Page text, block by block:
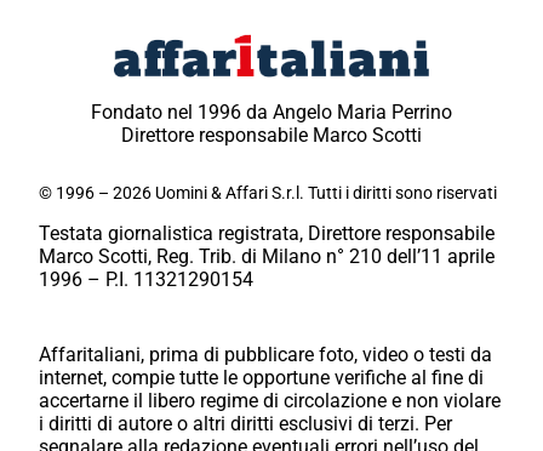
Fondato nel 1996 da Angelo Maria Perrino
Direttore responsabile Marco Scotti
© 1996 – 2026 Uomini & Affari S.r.l. Tutti i diritti sono riservati
Testata giornalistica registrata, Direttore responsabile
Marco Scotti, Reg. Trib. di Milano n° 210 dell’11 aprile
1996 – P.I. 11321290154
Affaritaliani, prima di pubblicare foto, video o testi da
internet, compie tutte le opportune verifiche al fine di
accertarne il libero regime di circolazione e non violare
i diritti di autore o altri diritti esclusivi di terzi. Per